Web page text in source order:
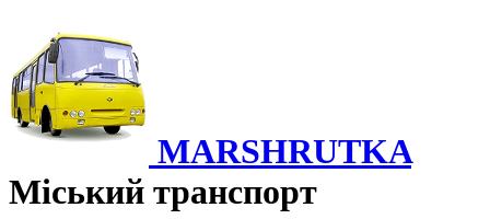
MARSHRUTKA
Міський транспорт